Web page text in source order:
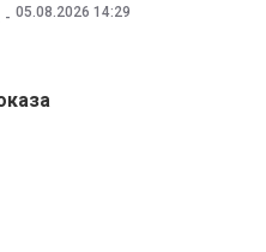
05.08.2026 14:29